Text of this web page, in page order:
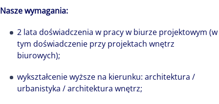
Nasze wymagania:
2 lata doświadczenia w pracy w biurze projektowym (w
tym doświadczenie przy projektach wnętrz
biurowych);
wykształcenie wyższe na kierunku: architektura /
urbanistyka / architektura wnętrz;